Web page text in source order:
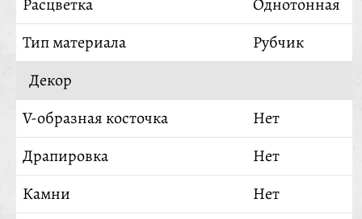
Тип материала
Рубчик
Декор
V-образная косточка
Нет
Драпировка
Нет
Камни
Нет